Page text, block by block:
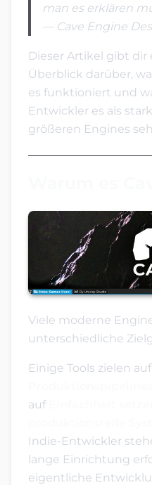
man es erklären
— Cave Engine
Dieser Artikel gibt
Überblick darüber,
es funktioniert und
Entwickler es als
größeren Engines
Viele moderne
unterschiedliche
Einige Tools zielen auf
auf
Indie-Entwickler
lange Einrichtung
eigentliche